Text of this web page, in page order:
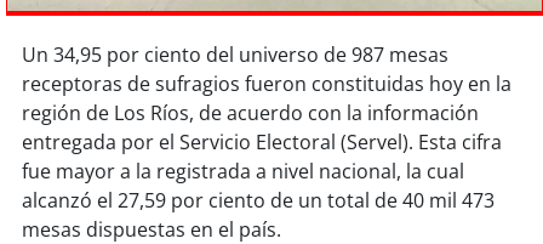
soyarica
soyiquique
soycalama
soyantofagasta
Un 34,95 por ciento del universo de 987 mesas
receptoras de sufragios fueron constituidas hoy en la
región de Los Ríos, de acuerdo con la información
entregada por el Servicio Electoral (Servel). Esta cifra
fue mayor a la registrada a nivel nacional, la cual
alcanzó el 27,59 por ciento de un total de 40 mil 473
mesas dispuestas en el país.